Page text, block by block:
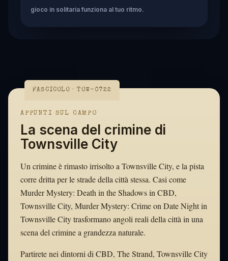
gioco in solitaria funziona al tuo ritmo.
FASCICOLO · TOW-0722
APPUNTI SUL CAMPO
La scena del crimine di
Townsville City
Un crimine è rimasto irrisolto a Townsville City, e la pista
corre dritta per le strade della città stessa. Casi come
Murder Mystery: Death in the Shadows in CBD,
Townsville City, Murder Mystery: Crime on Date Night in
Townsville City trasformano angoli reali della città in una
scena del crimine a grandezza naturale.
Partirete nei dintorni di CBD, The Strand, Townsville City